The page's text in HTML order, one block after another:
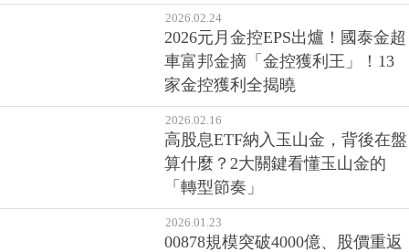
紅「掛牌即入榜」
2026.02.24
2026元月金控EPS出爐！國泰金超
車富邦金摘「金控獲利王」！13
家金控獲利全揭曉
2026.02.16
高股息ETF納入玉山金，背後在盤
算什麼？2大關鍵看懂玉山金的
「轉型節奏」